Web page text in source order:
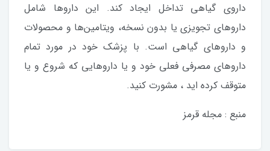
داروی گیاهی تداخل ایجاد کند. این داروها شامل
داروهای تجویزی یا بدون نسخه، ویتامین‌ها و محصولات
و داروهای گیاهی است. با پزشک خود در مورد تمام
داروهای مصرفی فعلی خود و یا داروهایی که شروع و یا
متوقف کرده اید ، مشورت کنید.
منبع : مجله قرمز